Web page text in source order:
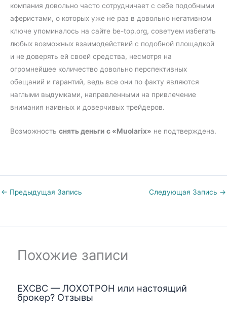
компания довольно часто сотрудничает с себе подобными
аферистами, о которых уже не раз в довольно негативном
ключе упоминалось на сайте be-top.org, советуем избегать
любых возможных взаимодействий с подобной площадкой
и не доверять ей своей средства, несмотря на
огромнейшее количество довольно перспективных
обещаний и гарантий, ведь все они по факту являются
наглыми выдумками, направленными на привлечение
внимания наивных и доверчивых трейдеров.
Возможность снять деньги с «Muolarix» не подтверждена.
← Предыдущая Запись Следующая Запись →
Похожие записи
EXCBC — ЛОХОТРОН или настоящий
брокер? Отзывы